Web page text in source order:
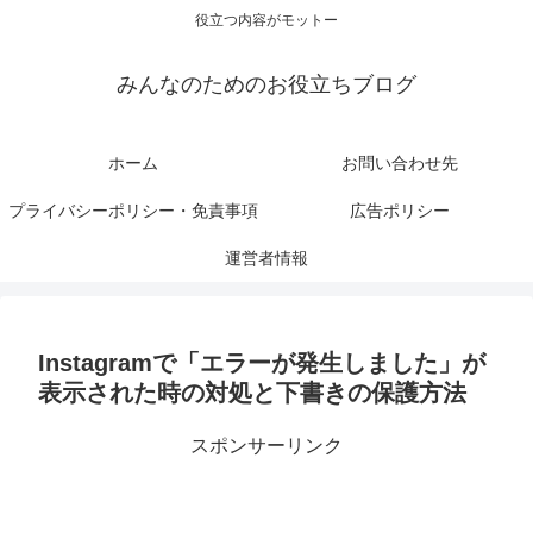
役立つ内容がモットー
みんなのためのお役立ちブログ
ホーム お問い合わせ先
プライバシーポリシー・免責事項 広告ポリシー
運営者情報
Instagramで「エラーが発生しました」が
表示された時の対処と下書きの保護方法
スポンサーリンク